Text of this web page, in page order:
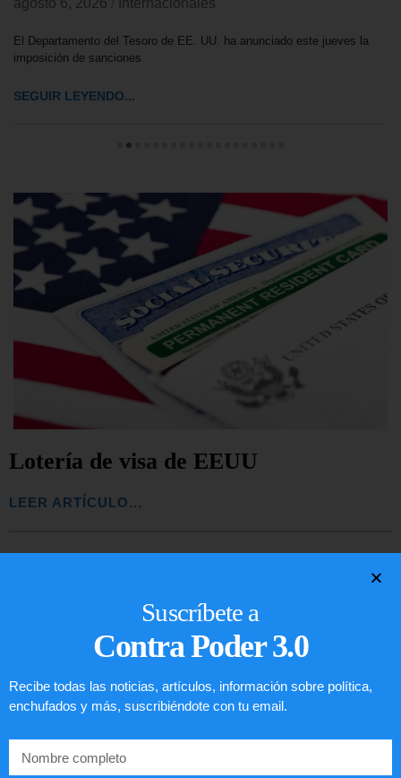
agosto 6, 2026 Internacionales
El Departamento del Tesoro de EE. UU. ha anunciado este jueves la
imposición de sanciones
SEGUIR LEYENDO...
Lotería de visa de EEUU
LEER ARTÍCULO...
Suscríbete a
Contra Poder 3.0
Recibe todas las noticias, artículos, información sobre política,
enchufados y más, suscribiéndote con tu email.